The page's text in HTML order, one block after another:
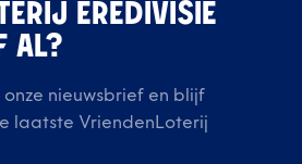
EREDIVISIE
AL?
nieuwsbrief en blijf
laatste VriendenLoterij